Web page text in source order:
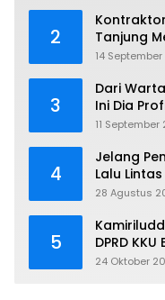
2
Tanjung
Matrial
14
3
Dari
Ini Dia
Dapil 1 KKU
11 September
4
Jelang
Lalu
Kondusif
28 Agustus
5
DPRD
24 Oktober